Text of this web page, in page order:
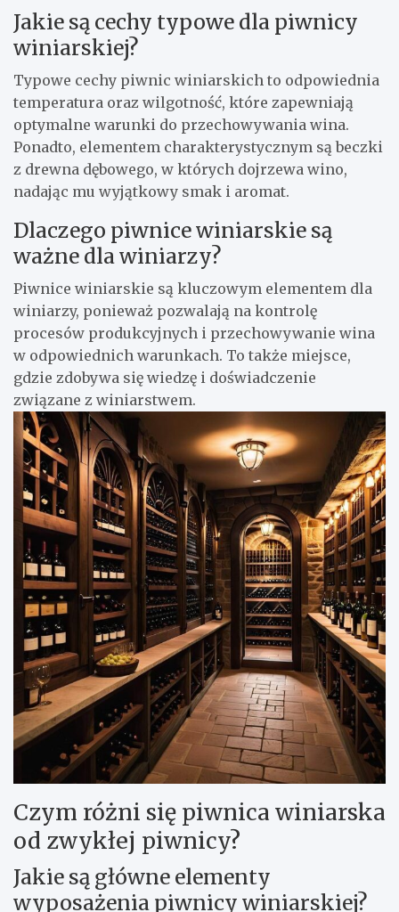
Jakie są cechy typowe dla piwnicy
winiarskiej?
Typowe cechy piwnic winiarskich to odpowiednia
temperatura oraz wilgotność, które zapewniają
optymalne warunki do przechowywania wina.
Ponadto, elementem charakterystycznym są beczki
z drewna dębowego, w których dojrzewa wino,
nadając mu wyjątkowy smak i aromat.
Dlaczego piwnice winiarskie są
ważne dla winiarzy?
Piwnice winiarskie są kluczowym elementem dla
winiarzy, ponieważ pozwalają na kontrolę
procesów produkcyjnych i przechowywanie wina
w odpowiednich warunkach. To także miejsce,
gdzie zdobywa się wiedzę i doświadczenie
związane z winiarstwem.
Czym różni się piwnica winiarska
od zwykłej piwnicy?
Jakie są główne elementy
wyposażenia piwnicy winiarskiej?